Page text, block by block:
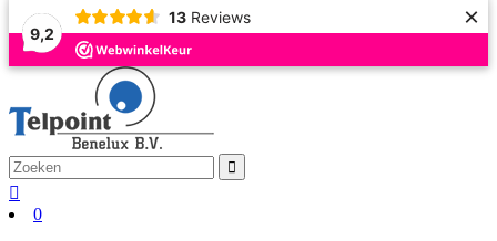
9,2
13 Reviews ×
0